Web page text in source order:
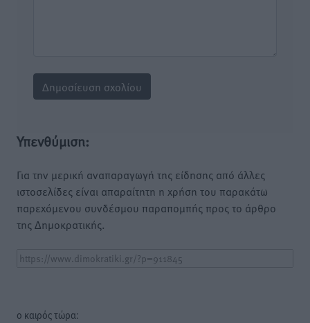
Υπενθύμιση:
Για την μερική αναπαραγωγή της είδησης από άλλες
ιστοσελίδες είναι απαραίτητη η χρήση του παρακάτω
παρεχόμενου συνδέσμου παραπομπής προς το άρθρο
της Δημοκρατικής.
o καιρός τώρα: